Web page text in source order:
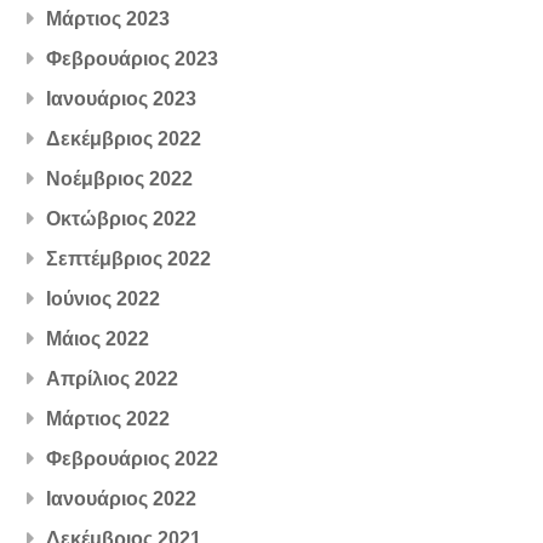
Μάρτιος 2023
Φεβρουάριος 2023
Ιανουάριος 2023
Δεκέμβριος 2022
Νοέμβριος 2022
Οκτώβριος 2022
Σεπτέμβριος 2022
Ιούνιος 2022
Μάιος 2022
Απρίλιος 2022
Μάρτιος 2022
Φεβρουάριος 2022
Ιανουάριος 2022
Δεκέμβριος 2021